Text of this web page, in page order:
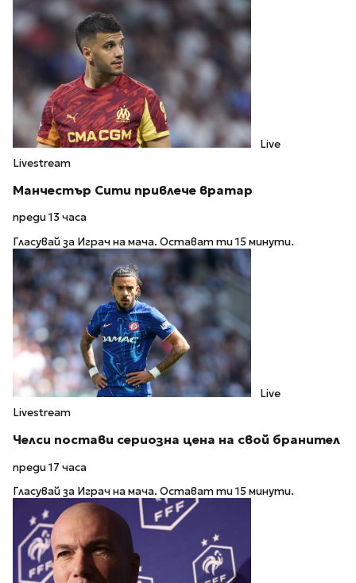
Live
Livestream
Манчестър Сити привлече вратар
преди 13 часа
Гласувай за Играч на мача. Остават ти 15 минути.
Live
Livestream
Челси постави сериозна цена на свой бранител
преди 17 часа
Гласувай за Играч на мача. Остават ти 15 минути.